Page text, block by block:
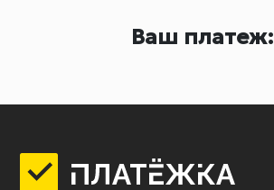
Ваш платеж: